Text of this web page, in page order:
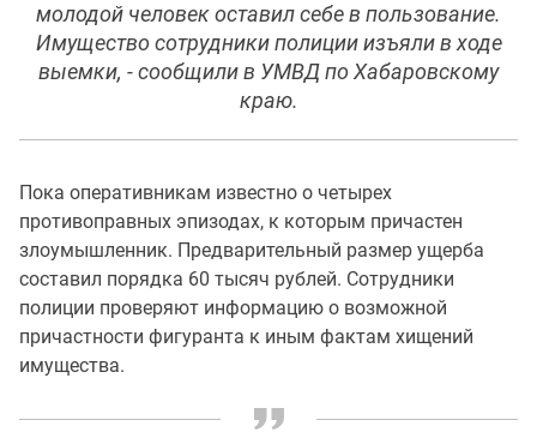
молодой человек оставил себе в пользование.
Имущество сотрудники полиции изъяли в ходе
выемки, - сообщили в УМВД по Хабаровскому
краю.
Пока оперативникам известно о четырех
противоправных эпизодах, к которым причастен
злоумышленник. Предварительный размер ущерба
составил порядка 60 тысяч рублей. Сотрудники
полиции проверяют информацию о возможной
причастности фигуранта к иным фактам хищений
имущества.